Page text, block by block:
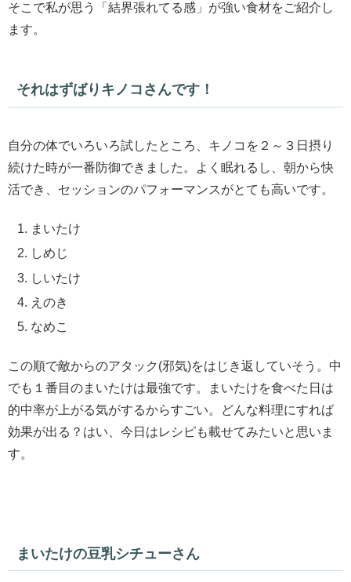
そこで私が思う「結界張れてる感」が強い食材をご紹介し
ます。
それはずばりキノコさんです！
自分の体でいろいろ試したところ、キノコを２～３日摂り
続けた時が一番防御できました。よく眠れるし、朝から快
活でき、セッションのパフォーマンスがとても高いです。
まいたけ
しめじ
しいたけ
えのき
なめこ
この順で敵からのアタック(邪気)をはじき返していそう。中
でも１番目のまいたけは最強です。まいたけを食べた日は
的中率が上がる気がするからすごい。どんな料理にすれば
効果が出る？はい、今日はレシピも載せてみたいと思いま
す。
まいたけの豆乳シチューさん